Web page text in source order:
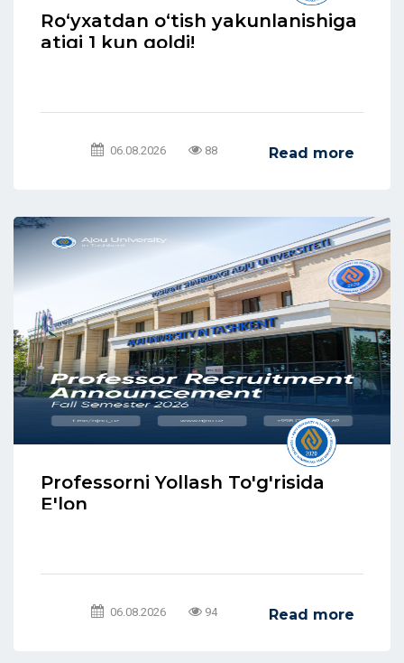
Ro‘yxatdan o‘tish yakunlanishiga
atigi 1 kun qoldi!
06.08.2026 88 Read more
Professorni Yollash To'g'risida
E'lon
06.08.2026 94 Read more